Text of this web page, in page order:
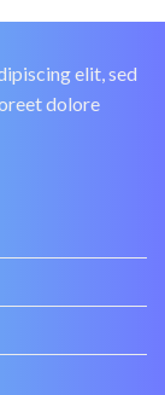
elit, sed
dolore